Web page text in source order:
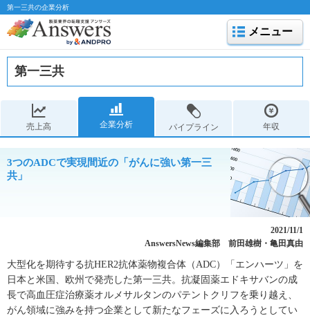
第一三共の企業分析
メニュー
第一三共
売上高 企業分析 パイプライン 年収
3つのADCで実現間近の「がんに強い第一三
共」
2021/11/1
AnswersNews編集部 前田雄樹・亀田真由
大型化を期待する抗HER2抗体薬物複合体（ADC）「エンハーツ」を
日本と米国、欧州で発売した第一三共。抗凝固薬エドキサバンの成
長で高血圧症治療薬オルメサルタンのパテントクリフを乗り越え、
がん領域に強みを持つ企業として新たなフェーズに入ろうとしてい